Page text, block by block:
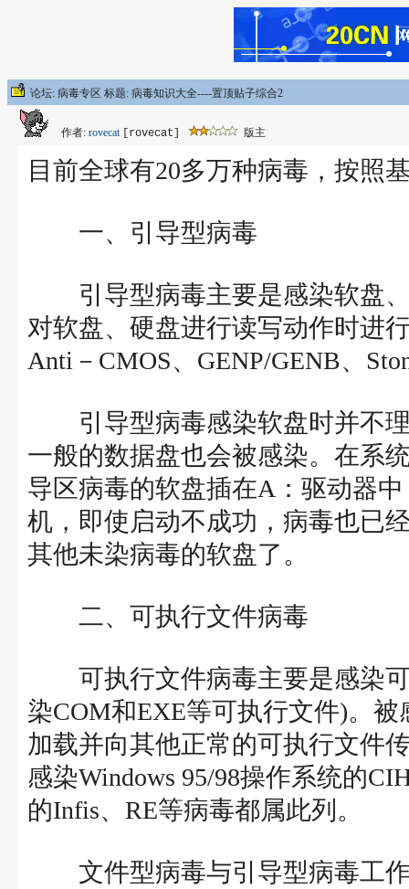
论坛: 病毒专区 标题: 病毒知识大全----置顶贴子综合2
作者: rovecat [rovecat] 版主
目前全球有20多万种病毒，按照
一、引导型病毒
引导型病毒主要是感染软盘、
对软盘、硬盘进行读写动作时进
Anti－CMOS、GENP/GENB、
引导型病毒感染软盘时并不理
一般的数据盘也会被感染。在系
导区病毒的软盘插在A：驱动器
机，即使启动不成功，病毒也已
其他未染病毒的软盘了。
二、可执行文件病毒
可执行文件病毒主要是感染可
染COM和EXE等可执行文件)。
加载并向其他正常的可执行文件
感染Windows 95/98操作系统的
的Infis、RE等病毒都属此列。
文件型病毒与引导型病毒工作